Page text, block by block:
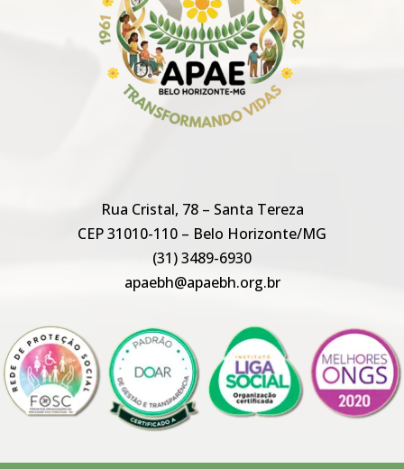
Rua Cristal, 78 – Santa Tereza
CEP 31010-110 – Belo Horizonte/MG
(31) 3489-6930
apaebh@apaebh.org.br